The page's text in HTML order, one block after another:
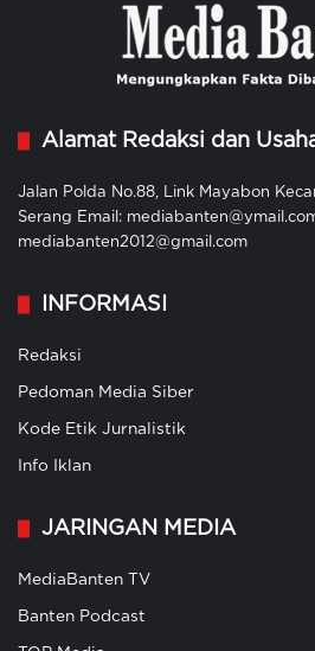
Alamat Redaksi dan
Jalan Polda No.88, Link Mayabon
Serang Email:
mediabanten2012@gmail.com
INFORMASI
Redaksi
Pedoman Media Siber
Kode Etik Jurnalistik
Info Iklan
JARINGAN MEDIA
MediaBanten TV
Banten Podcast